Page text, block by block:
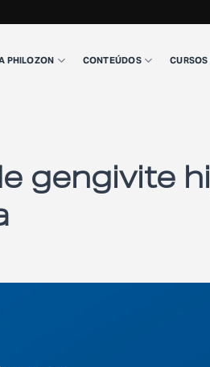
PHILOZON CONTEÚDOS CURSOS
gengivite